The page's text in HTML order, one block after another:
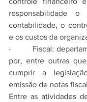
responsabilidade o
contabilidade, o
e os custos da
·         Fiscal:
por, entre outras
cumprir a
emissão de notas
Entre as atividades